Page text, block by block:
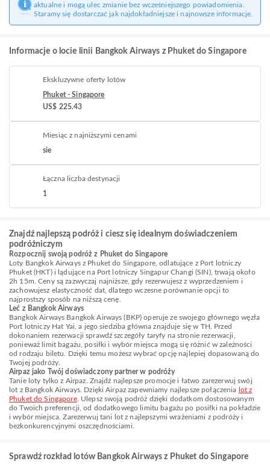
aktualne i mogą ulec zmianie bez wcześniejszego powiadomienia.
Staramy się dostarczać jak najdokładniejsze i najnowsze informacje.
Informacje o locie linii Bangkok Airways z Phuket do Singapore
Ekskluzywne oferty lotów
Phuket - Singapore
US$ 225.43
Miesiąc z najniższymi cenami
sie
Łączna liczba destynacji
1
Znajdź najlepszą podróż i ciesz się idealnym doświadczeniem
podróżniczym
Rozpocznij swoją podróż z Phuket do Singapore
Loty Bangkok Airways z Phuket do Singapore, odlatujące z Port lotniczy
Phuket (HKT) i lądujące na Port lotniczy Singapur Changi (SIN), trwają około
2h 15m. Ceny są zazwyczaj najniższe, gdy rezerwujesz z wyprzedzeniem i
zachowujesz elastyczność dat, dlatego wczesne porównanie opcji to
najprostszy sposób na niższą cenę.
Leć z Bangkok Airways
Bangkok Airways Bangkok Airways (BKP) operuje ze swojego głównego węzła
Port lotniczy Hat Yai, a jego siedziba główna znajduje się w TH. Przed
dokonaniem rezerwacji sprawdź szczegóły taryfy na stronie rezerwacji,
ponieważ limit bagażu, posiłki i wybór miejsca mogą się różnić w zależności
od rodzaju biletu. Dzięki temu możesz wybrać opcję najlepiej dopasowaną do
Twojej podróży.
Airpaz jako Twój doświadczony partner w podróży
Tanie loty tylko z Airpaz. Znajdź najlepsze promocje i łatwo zarezerwuj swój
lot z Bangkok Airways. Dzięki Airpaz zapewniamy najlepsze połączenia lot z
Phuket do Singapore. Ulepsz swoją podróż dzięki dodatkom dostosowanym
do Twoich preferencji, od dodatkowego limitu bagażu po posiłki na pokładzie
i wybór miejsca. Zarezerwuj tani lot z najlepszymi wrażeniami z podróży i
bezkonkurencyjnymi oszczędnościami.
Sprawdź rozkład lotów Bangkok Airways z Phuket do Singapore